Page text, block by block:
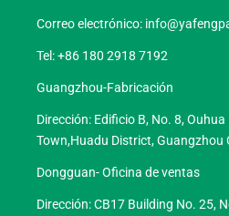
Correo electrónico:
Tel: +86 180 2918 7192
Guangzhou-Fabricación
Dirección: Edificio B, No. 8,
Town,Huadu District, Guangzhou
Dongguan- Oficina de ventas
Dirección: CB17 Building No. 25,